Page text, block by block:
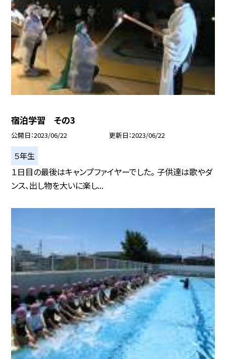
宿泊学習 その3
公開日 2023/06/22 更新日 2023/06/22
５年生
１日目の最後はキャンプファイヤーでした。 子供達は歌やダ
ンス、出し物を大いに楽し...